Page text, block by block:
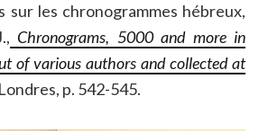
sur les chronogrammes hébreux,
Chronograms, 5000 and more in
of various authors and collected at
p. 542-545.